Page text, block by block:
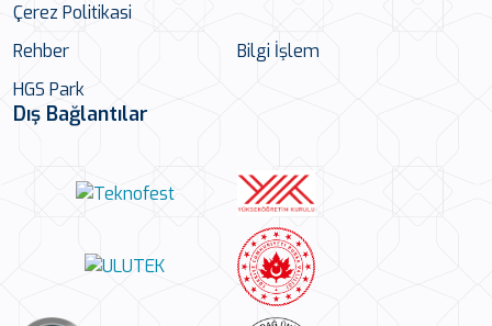
Çerez Politikasi
Rehber
Bilgi İşlem
HGS Park
Dış Bağlantılar